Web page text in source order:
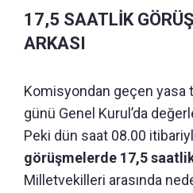
17,5 SAATLİK
ARKASI
Komisyondan geçen yasa
günü Genel Kurul’da
Peki dün saat 08.00
görüşmelerde 17,5
Milletvekilleri arasında